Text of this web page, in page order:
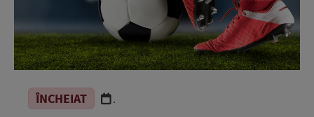
ÎNCHEIAT .